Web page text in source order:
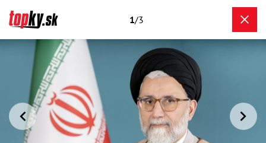
1/3